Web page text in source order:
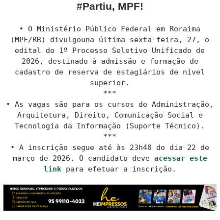
#Partiu, MPF!
• O Ministério Público Federal em Roraima
(MPF/RR) divulgouna última sexta-feira, 27, o
edital do 1º Processo Seletivo Unificado de
2026, destinado à admissão e formação de
cadastro de reserva de estagiários de nível
superior.
***
• As vagas são para os cursos de Administração,
Arquitetura, Direito, Comunicação Social e
Tecnologia da Informação (Suporte Técnico).
***
• A inscrição segue até às 23h40 do dia 22 de
março de 2026. O candidato deve acessar este
linkpara efetuar a inscrição.